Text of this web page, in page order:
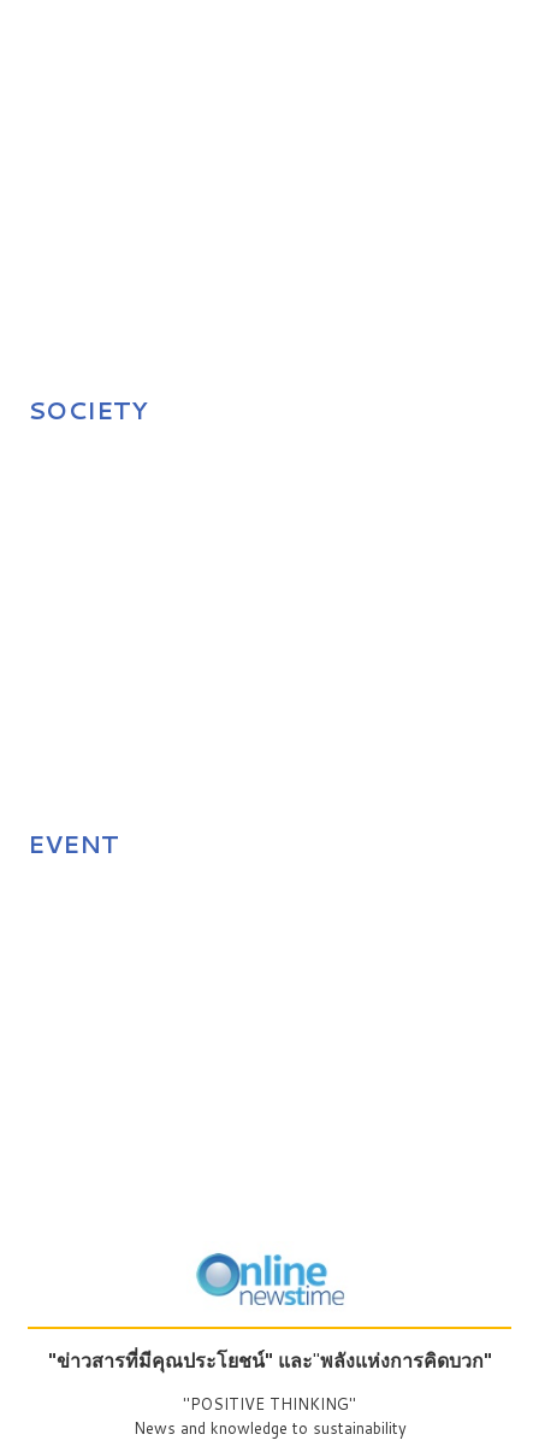
SOCIETY
EVENT
"ข่าวสารที่มีคุณประโยชน์" และ"พลังแห่งการคิดบวก"
"POSITIVE THINKING"
News and knowledge to sustainability